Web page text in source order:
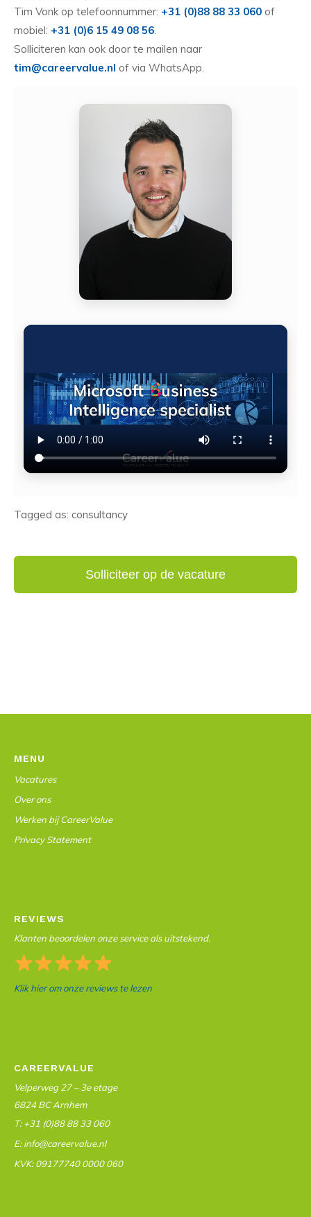
Tim Vonk op telefoonnummer: +31 (0)88 88 33 060 of
mobiel: +31 (0)6 15 49 08 56.
Solliciteren kan ook door te mailen naar
tim@careervalue.nl of via WhatsApp.
Tagged as: consultancy
MENU
Vacatures
Over ons
Werken bij CareerValue
Privacy Statement
REVIEWS
Klanten beoordelen onze service als uitstekend.
Klik hier om onze reviews te lezen
CAREERVALUE
Velperweg 27 – 3e etage
6824 BC Arnhem
T: +31 (0)88 88 33 060
E: info@careervalue.nl
KVK: 09177740 0000 060